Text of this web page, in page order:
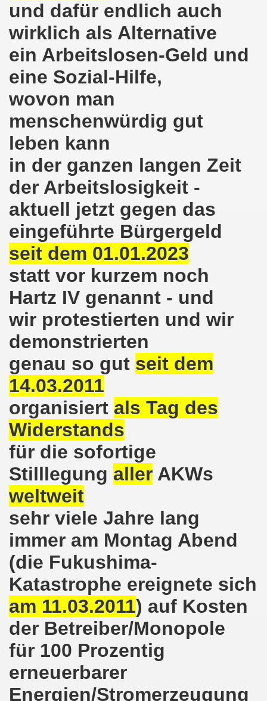
und dafür endlich auch
wirklich als Alternative
ein Arbeitslosen-Geld und
eine Sozial-Hilfe,
wovon man
menschenwürdig gut
leben kann
in der ganzen langen Zeit
der Arbeitslosigkeit -
aktuell jetzt gegen das
eingeführte Bürgergeld
seit dem 01.01.2023
statt vor kurzem noch
Hartz IV genannt - und
wir protestierten und wir
demonstrierten
genau so gut seit dem
14.03.2011
organisiert als Tag des
Widerstands
für die sofortige
Stilllegung aller AKWs
weltweit
sehr viele Jahre lang
immer am Montag Abend
(die Fukushima-
Katastrophe ereignete sich
am 11.03.2011) auf Kosten
der Betreiber/Monopole
für 100 Prozentig
erneuerbarer
Energien/Stromerzeugung
am 12.06.2023 um 17.30 Uhr auf dem
der Befreiung vom Hitler-Faschismus - aktiver
dem Heinrich-König-Platz als Kundgebungsplatz
am 13.03.2023 ruft auf: Aktiver Widerstand
solidarisch mit den Betroffenen am
am 13.02.2023: Aktiver Widerstand gegen
am 23.01.2023: Nebenkostenexplosion
im neuen Jahr 2023 am 23.01.2023 mit
Bewegung am 21.11.2022: Sofortiger Stopp des
Montagsdemo-Bewegung am 14.11.2022 auf dem
Protest gegen die Preissteigerungen und für
am 10.10.2022: "Jin - Jiyan - Azadi -
Herbstdemonstration gegen die Politik der
ruft auf am 10.10.2022 zur Solidarität mit den
erst recht am 01.10.2022 nach Berlin zur
lädt am 12.09.2022 ein: Entlastungs-Paket
wir den III. Weltkrieg! Kommt zum Antikriegstag
ist bereit seit dem 22.08.2022 zu kämpfen
ruft auf am 22.08.2022 zum Protest und
Montagsdemo-Bewegung: Stärken wir
feierte am 11.07.2022 das 750. Jubiläum der
751. Gelsenkirchener Montagsdemo-Bewegung auf
gegen Inflation, gegen Armut und gegen die
mit bis zu etwa ca. 1.500 Teilnehmerinnen
Montagsdemo-Bewegung am 23.05.2022 - stärken wir
mich aktiv am 01.05.2022 im Zeichen des Kampfes
gleichermaßen bekämpfen am 28.03.2022 auf